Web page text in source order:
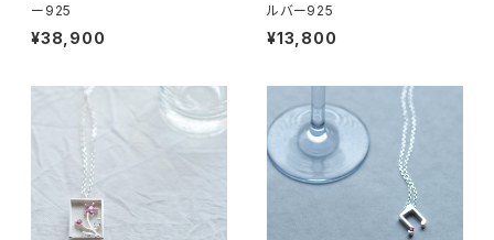
ー925
¥38,900
ルバー925
¥13,800